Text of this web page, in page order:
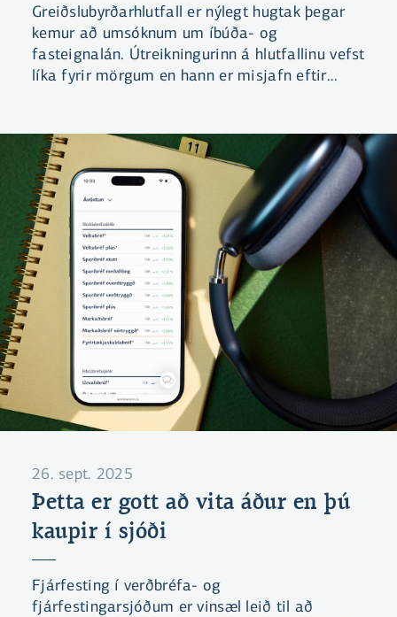
Greiðslubyrðarhlutfall er nýlegt hugtak þegar
kemur að umsóknum um íbúða- og
fasteignalán. Útreikningurinn á hlutfallinu vefst
líka fyrir mörgum en hann er misjafn eftir
26. sept. 2025
Þetta er gott að vita áður en þú
kaupir í sjóði
Fjárfesting í verðbréfa- og
fjárfestingarsjóðum er vinsæl leið til að